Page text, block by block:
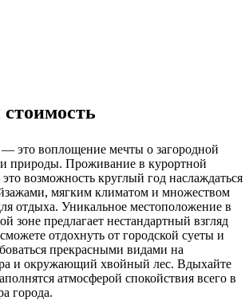
это воплощение мечты о загородной
природы. Проживание в курортной
возможность круглый год наслаждаться
мягким климатом и множеством
отдыха. Уникальное местоположение в
зоне предлагает нестандартный взгляд
отдохнуть от городской суеты и
прекрасными видами на
и окружающий хвойный лес. Вдыхайте
атмосферой спокойствия всего в
города.